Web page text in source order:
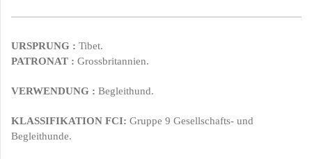
URSPRUNG : Tibet.
PATRONAT : Grossbritannien.
VERWENDUNG : Begleithund.
KLASSIFIKATION FCI: Gruppe 9 Gesellschafts- und
Begleithunde.